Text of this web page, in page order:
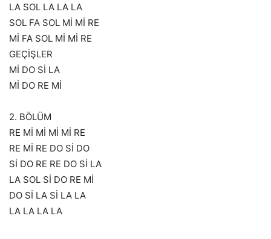
LA SOL LA LA LA
SOL FA SOL Mİ Mİ RE
Mİ FA SOL Mİ Mİ RE
GEÇİŞLER
Mİ DO Sİ LA
Mİ DO RE Mİ
2. BÖLÜM
RE Mİ Mİ Mİ Mİ RE
RE Mİ RE DO Sİ DO
Sİ DO RE RE DO Sİ LA
LA SOL Sİ DO RE Mİ
DO Sİ LA Sİ LA LA
LA LA LA LA